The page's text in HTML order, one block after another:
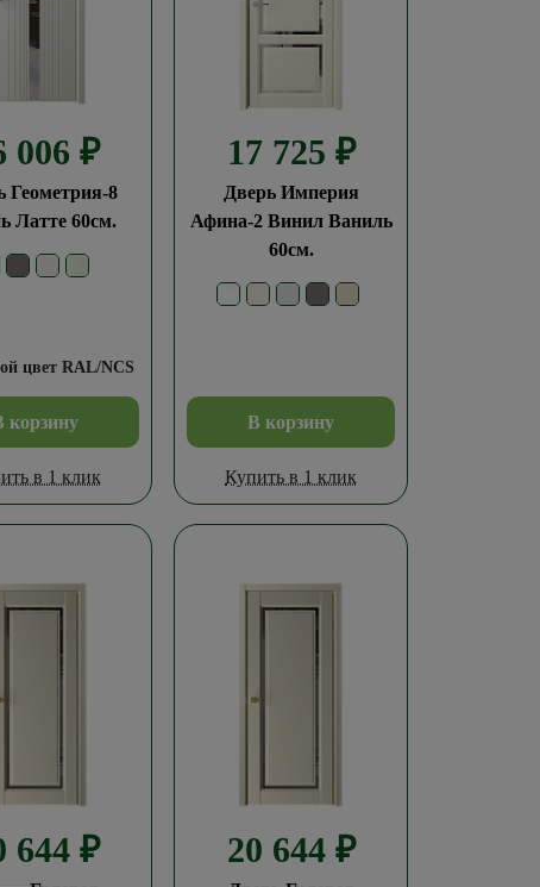
006 ₽
Геометрия-8
Латте 60см.
цвет RAL/NCS
корзину
в 1 клик
17 725 ₽
Дверь Империя
Афина-2 Винил Ваниль
60см.
В корзину
Купить в 1 клик
644 ₽ 20 644 ₽